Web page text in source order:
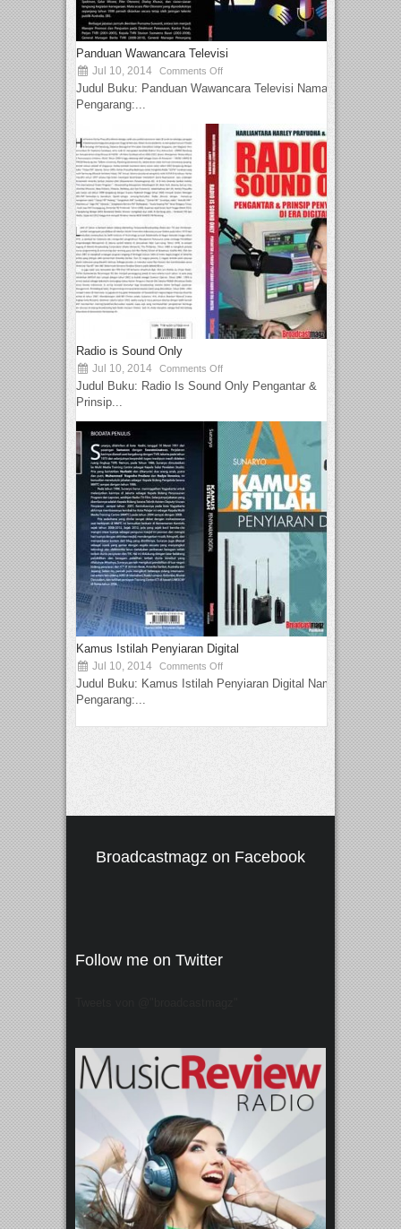
Panduan Wawancara Televisi
Jul 10, 2014 Comments Off
Judul Buku: Panduan Wawancara Televisi Nama
Pengarang:...
Radio is Sound Only
Jul 10, 2014 Comments Off
Judul Buku: Radio Is Sound Only Pengantar &
Prinsip...
Kamus Istilah Penyiaran Digital
Jul 10, 2014 Comments Off
Judul Buku: Kamus Istilah Penyiaran Digital Nama
Pengarang:...
Broadcastmagz on Facebook
Follow me on Twitter